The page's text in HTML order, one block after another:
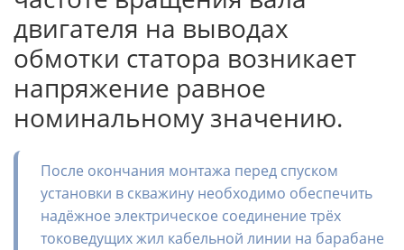
двигателя на выводах
обмотки статора возникает
напряжение равное
номинальному значению.
После окончания монтажа перед спуском
установки в скважину необходимо обеспечить
надёжное электрическое соединение трёх
токоведущих жил кабельной линии на барабане